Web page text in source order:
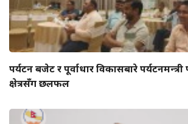
पर्यटन बजेट र पूर्वाधार विकासबारे पर्यटनमन्त्री
क्षेत्रसँग छलफल